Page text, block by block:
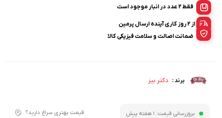
فقط 2 عدد در انبار موجود است
از ۲ روز کاری آینده ارسال پرمین
ضمانت اصالت و سلامت فیزیکی کالا
برند : دکتر بیز
بروزرسانی قیمت: 1 هفته پیش قیمت بهتری سراغ دارید؟